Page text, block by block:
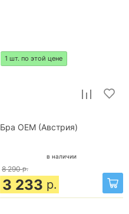
1 шт. по этой цене
Бра OEM (Австрия)
в наличии
8 290 р.
3 233 р.